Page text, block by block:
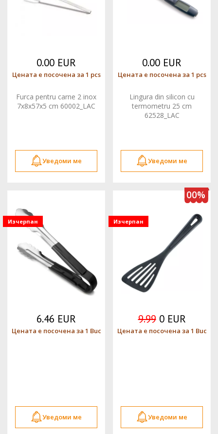
0.00 EUR
Цената е посочена за 1 pcs
Furca pentru carne 2 inox
7x8x57x5 cm 60002_LAC
Уведоми ме
0.00 EUR
Цената е посочена за 1 pcs
Lingura din silicon cu
termometru 25 cm
62528_LAC
Уведоми ме
Изчерпан
6.46 EUR
Цената е посочена за 1 Buc
Уведоми ме
100%
Изчерпан
9.990 EUR
Цената е посочена за 1 Buc
Уведоми ме